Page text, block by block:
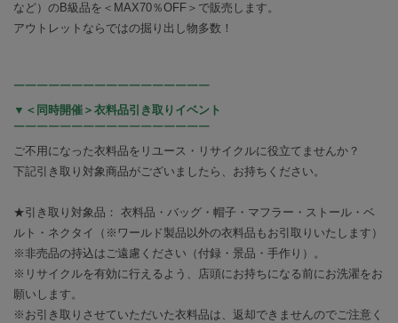
など）のB級品を＜MAX70％OFF＞で販売します。
アウトレットならではの掘り出し物多数！
￣￣￣￣￣￣￣￣￣￣￣￣￣￣￣￣￣
▼＜同時開催＞ 衣料品引き取りイベント
￣￣￣￣￣￣￣￣￣￣￣￣￣￣￣￣￣
ご不用になった衣料品をリユース・リサイクルに役立てませんか？
下記引き取り対象商品がございましたら、お持ちください。
★引き取り対象品： 衣料品・バッグ・帽子・マフラー・ストール・ベ
ルト・ネクタイ（※ワールド製品以外の衣料品もお引取りいたします）
※非売品の持込はご遠慮ください（付録・景品・手作り）。
※リサイクルを有効に行えるよう、店頭にお持ちになる前にお洗濯をお
願いします。
※お引き取りさせていただいた衣料品は、返却できませんのでご注意く